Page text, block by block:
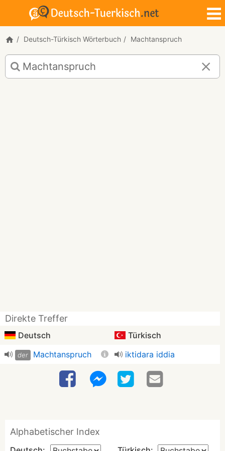
Deutsch-Türkisch Wörterbuch Machtanspruch
Deutsch-
Türkisch
Übersetzung
Direkte Treffer
Deutsch Türkisch
der Machtanspruch iktidara iddia
Alphabetischer Index